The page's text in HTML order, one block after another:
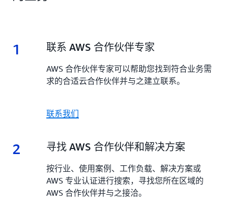
1 1.
联系 AWS 合作伙伴专家
AWS 合作伙伴专家可以帮助您找到符合业务需
求的合适云合作伙伴并与之建立联系。
联系我们
2 2.
寻找 AWS 合作伙伴和解决方案
按行业、使用案例、工作负载、解决方案或
AWS 专业认证进行搜索，寻找您所在区域的
AWS 合作伙伴并与之接洽。